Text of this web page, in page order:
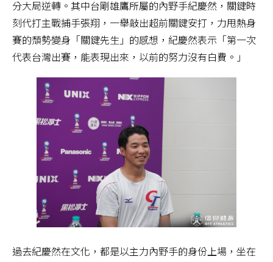
分大局逆轉。其中台剛雄鷹所屬的內野手紀慶然，關鍵時
刻代打主戰捕手張翔，一舉敲出超前關鍵安打，力甩熱身
賽的頹勢變身「關鍵先生」的感想，紀慶然表示「第一次
代表台灣出賽，能表現出來，以前的努力沒有白費。」
過去紀慶然在文化，都是以主力內野手的身份上場，坐在